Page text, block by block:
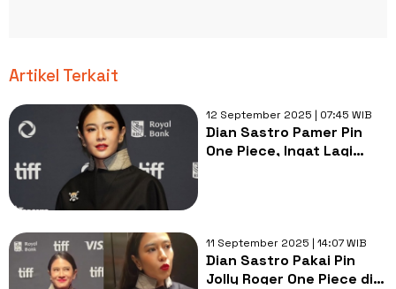
Artikel Terkait
12 September 2025 | 07:45 WIB
Dian Sastro Pamer Pin
One Piece, Ingat Lagi
11 September 2025 | 14:07 WIB
Dian Sastro Pakai Pin
Jolly Roger One Piece di